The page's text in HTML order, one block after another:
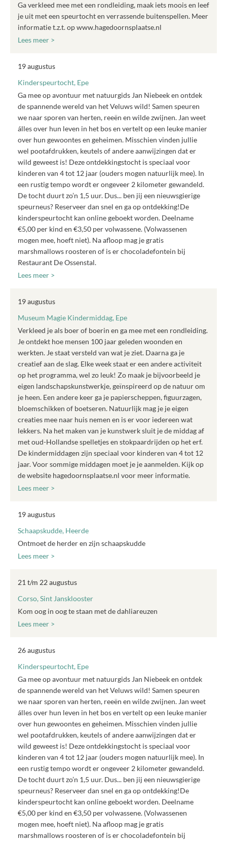
Ga verkleed mee met een rondleiding, maak iets moois en leef
je uit met een speurtocht en verrassende buitenspellen. Meer
informatie t.z.t. op www.hagedoornsplaatse.nl
Lees meer >
19 augustus
Kinderspeurtocht, Epe
Ga mee op avontuur met natuurgids Jan Niebeek en ontdek
de spannende wereld van het Veluws wild! Samen speuren
we naar sporen van herten, reeën en wilde zwijnen. Jan weet
álles over hun leven in het bos en vertelt op een leuke manier
over hun gewoontes en geheimen. Misschien vinden jullie
wel pootafdrukken, keutels of andere aanwijzingen dat er
wild geweest is! Deze ontdekkingstocht is speciaal voor
kinderen van 4 tot 12 jaar (ouders mogen natuurlijk mee). In
een rustig tempo wordt er ongeveer 2 kilometer gewandeld.
De tocht duurt zo’n 1,5 uur. Dus... ben jij een nieuwsgierige
speurneus? Reserveer dan snel en ga op ontdekking!De
kinderspeurtocht kan online geboekt worden. Deelname
€5,00 per kind en €3,50 per volwassene. (Volwassenen
mogen mee, hoeft niet). Na afloop mag je gratis
marshmallows roosteren of is er chocoladefontein bij
Restaurant De Ossenstal.
Lees meer >
19 augustus
Museum Magie Kindermiddag, Epe
Verkleed je als boer of boerin en ga mee met een rondleiding.
Je ontdekt hoe mensen 100 jaar geleden woonden en
werkten. Je staat versteld van wat je ziet. Daarna ga je
creatief aan de slag. Elke week staat er een andere activiteit
op het programma, wel zo leuk! Zo maak je bijvoorbeeld je
eigen landschapskunstwerkje, geïnspireerd op de natuur om
je heen. Een andere keer ga je papierscheppen, figuurzagen,
bloemschikken of boetseren. Natuurlijk mag je je eigen
creaties mee naar huis nemen en is er voor iedereen wat
lekkers. Na het maken van je kunstwerk sluit je de middag af
met oud-Hollandse spelletjes en stokpaardrijden op het erf.
De kindermiddagen zijn speciaal voor kinderen van 4 tot 12
jaar. Voor sommige middagen moet je je aanmelden. Kijk op
de website hagedoornsplaatse.nl voor meer informatie.
Lees meer >
19 augustus
Schaapskudde, Heerde
Ontmoet de herder en zijn schaapskudde
Lees meer >
21 t/m 22 augustus
Corso, Sint Jansklooster
Kom oog in oog te staan met de dahliareuzen
Lees meer >
26 augustus
Kinderspeurtocht, Epe
Ga mee op avontuur met natuurgids Jan Niebeek en ontdek
de spannende wereld van het Veluws wild! Samen speuren
we naar sporen van herten, reeën en wilde zwijnen. Jan weet
álles over hun leven in het bos en vertelt op een leuke manier
over hun gewoontes en geheimen. Misschien vinden jullie
wel pootafdrukken, keutels of andere aanwijzingen dat er
wild geweest is! Deze ontdekkingstocht is speciaal voor
kinderen van 4 tot 12 jaar (ouders mogen natuurlijk mee). In
een rustig tempo wordt er ongeveer 2 kilometer gewandeld.
De tocht duurt zo’n 1,5 uur. Dus... ben jij een nieuwsgierige
speurneus? Reserveer dan snel en ga op ontdekking!De
kinderspeurtocht kan online geboekt worden. Deelname
€5,00 per kind en €3,50 per volwassene. (Volwassenen
mogen mee, hoeft niet). Na afloop mag je gratis
marshmallows roosteren of is er chocoladefontein bij